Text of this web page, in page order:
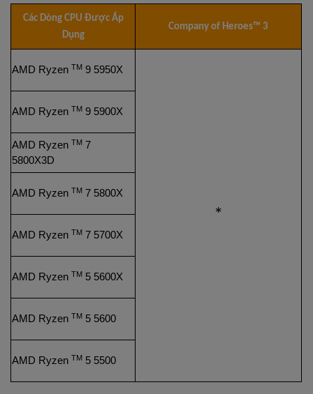
Các Dòng CPU Được Áp
Dụng
Company of Heroes™ 3
AMD Ryzen TM 9 5950X
*
AMD Ryzen TM 9 5900X
AMD Ryzen TM 7
5800X3D
AMD Ryzen TM 7 5800X
AMD Ryzen TM 7 5700X
AMD Ryzen TM 5 5600X
AMD Ryzen TM 5 5600
AMD Ryzen TM 5 5500